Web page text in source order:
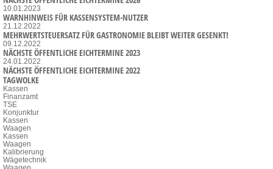
10.01.2023
WARNHINWEIS FÜR KASSENSYSTEM-NUTZER
21.12.2022
MEHRWERTSTEUERSATZ FÜR GASTRONOMIE BLEIBT WEITER GESENKT!
09.12.2022
NÄCHSTE ÖFFENTLICHE EICHTERMINE 2023
24.01.2022
NÄCHSTE ÖFFENTLICHE EICHTERMINE 2022
TAGWOLKE
Kassen
Finanzamt
TSE
Konjunktur
Kassen
Waagen
Kassen
Waagen
Kalibrierung
Wägetechnik